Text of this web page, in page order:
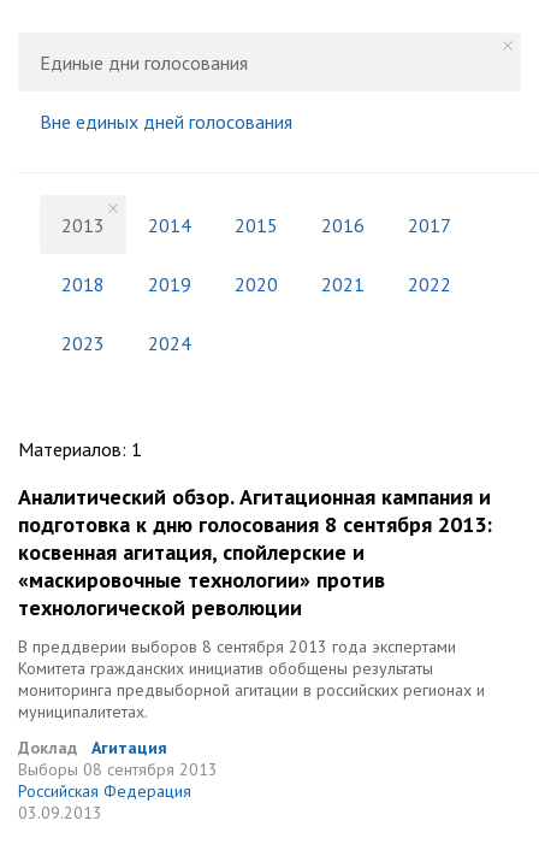
Единые дни голосования
Вне единых дней голосования
2013 2014 2015 2016 2017
2018 2019 2020 2021 2022
2023 2024
Материалов: 1
Аналитический обзор. Агитационная кампания и
подготовка к дню голосования 8 сентября 2013:
косвенная агитация, спойлерские и
«маскировочные технологии» против
технологической революции
В преддверии выборов 8 сентября 2013 года экспертами
Комитета гражданских инициатив обобщены результаты
мониторинга предвыборной агитации в российских регионах и
муниципалитетах.
Доклад
Агитация
Выборы 08 сентября 2013
Российская Федерация
03.09.2013